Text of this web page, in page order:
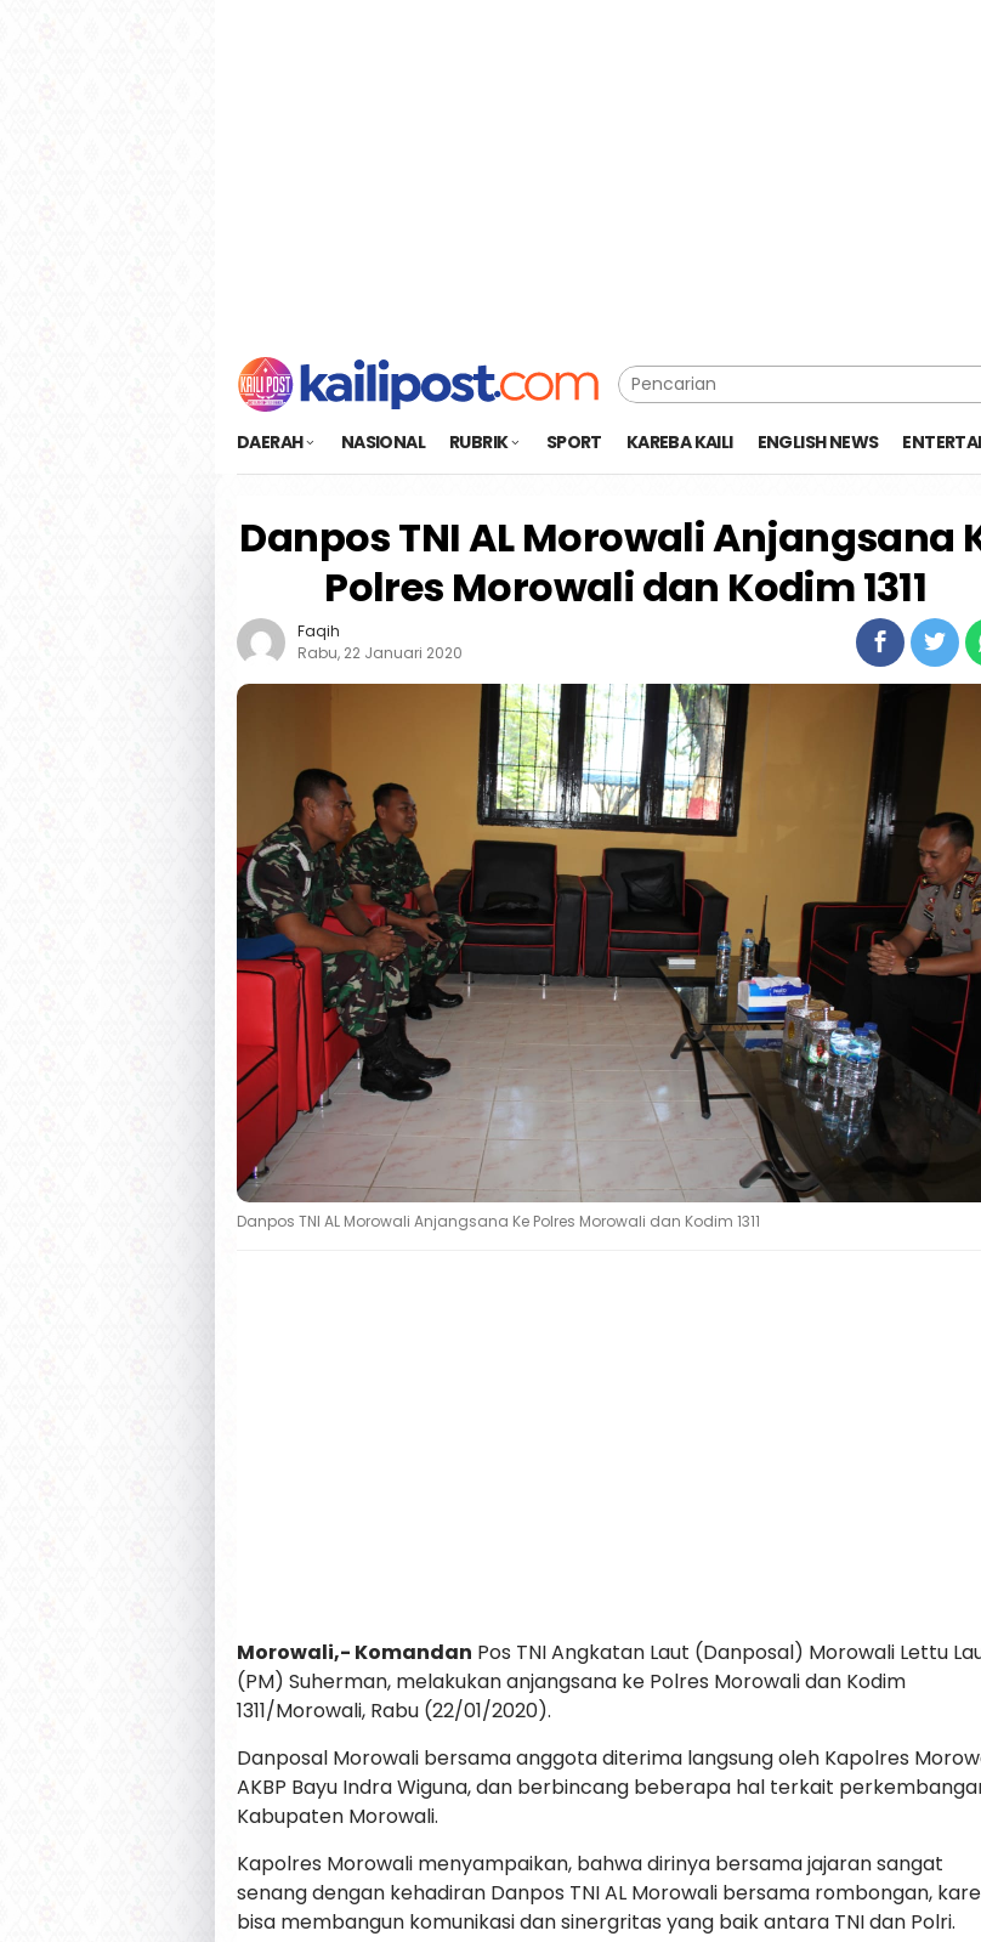
DAERAH NASIONAL RUBRIK SPORT KAREBA KAILI ENGLISH NEWS
Danpos TNI AL Morowali Anjangsana
Polres Morowali dan Kodim 1311
Faqih
Rabu, 22 Januari 2020
Danpos TNI AL Morowali Anjangsana Ke Polres Morowali dan Kodim 1311
Morowali,- Komandan Pos TNI Angkatan Laut (Danposal) Morowali Lettu
(PM) Suherman, melakukan anjangsana ke Polres Morowali dan Kodim
1311/Morowali, Rabu (22/01/2020).
Danposal Morowali bersama anggota diterima langsung oleh Kapolres
AKBP Bayu Indra Wiguna, dan berbincang beberapa hal terkait
Kabupaten Morowali.
Kapolres Morowali menyampaikan, bahwa dirinya bersama jajaran sangat
senang dengan kehadiran Danpos TNI AL Morowali bersama rombongan,
bisa membangun komunikasi dan sinergritas yang baik antara TNI dan Polri.